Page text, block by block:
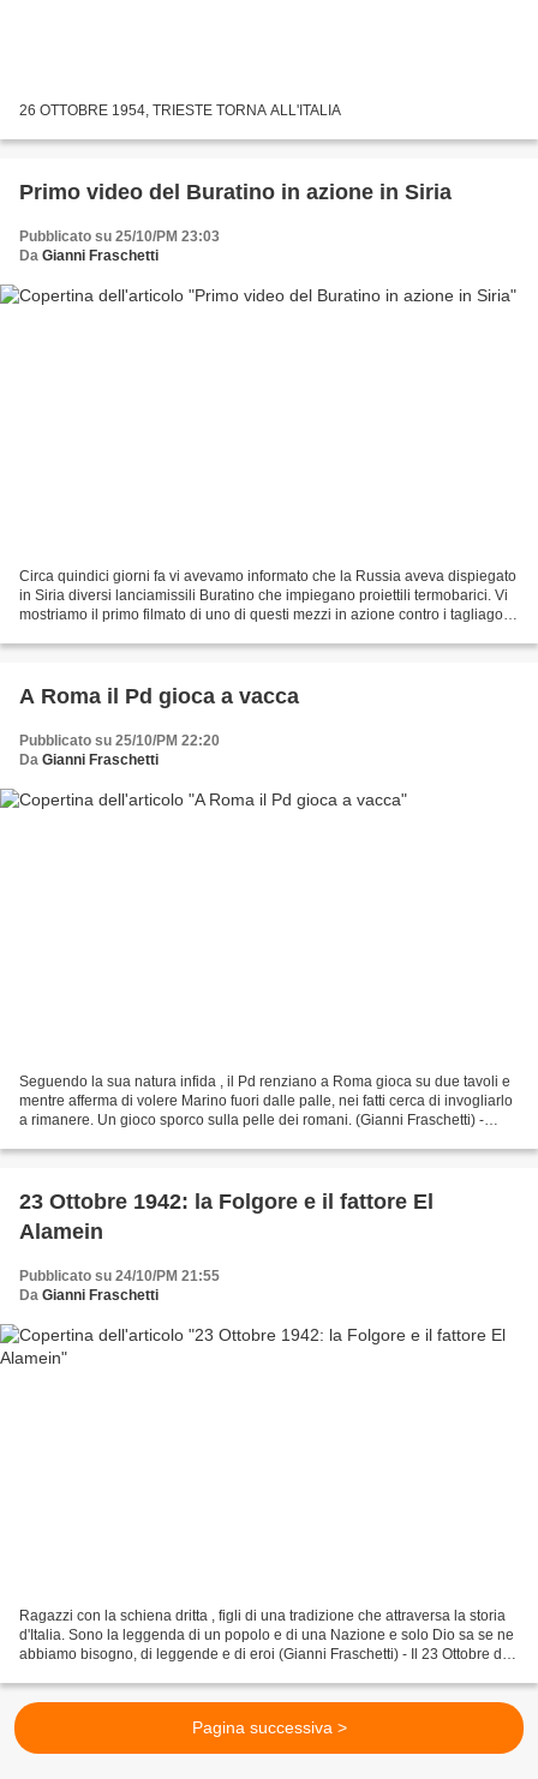
26 OTTOBRE 1954, TRIESTE TORNA ALL'ITALIA
Primo video del Buratino in azione in Siria
Pubblicato su 25/10/PM 23:03
Da Gianni Fraschetti
Circa quindici giorni fa vi avevamo informato che la Russia aveva dispiegato
in Siria diversi lanciamissili Buratino che impiegano proiettili termobarici. Vi
mostriamo il primo filmato di uno di questi mezzi in azione contro i tagliagole
A Roma il Pd gioca a vacca
Pubblicato su 25/10/PM 22:20
Da Gianni Fraschetti
Seguendo la sua natura infida , il Pd renziano a Roma gioca su due tavoli e
mentre afferma di volere Marino fuori dalle palle, nei fatti cerca di invogliarlo
a rimanere. Un gioco sporco sulla pelle dei romani. (Gianni Fraschetti) -
23 Ottobre 1942: la Folgore e il fattore El
Alamein
Pubblicato su 24/10/PM 21:55
Da Gianni Fraschetti
Ragazzi con la schiena dritta , figli di una tradizione che attraversa la storia
d'Italia. Sono la leggenda di un popolo e di una Nazione e solo Dio sa se ne
abbiamo bisogno, di leggende e di eroi (Gianni Fraschetti) - Il 23 Ottobre del
Pagina successiva >